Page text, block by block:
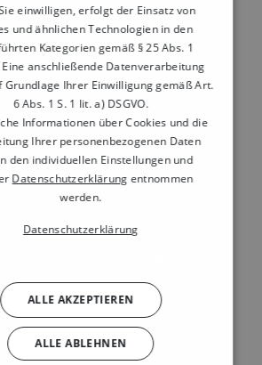
Social Media erhöhen
einwilligen, erfolgt der Einsatz von
und ähnlichen Technologien in den
Kategorien gemäß § 25 Abs. 1
Eine anschließende Datenverarbeitung
Grundlage Ihrer Einwilligung gemäß Art.
6 Abs. 1 S. 1 lit. a) DSGVO.
Informationen über Cookies und die
Ihrer personenbezogenen Daten
den individuellen Einstellungen und
Datenschutzerklärung entnommen
werden.
Datenschutzerklärung
ALLE AKZEPTIEREN
ALLE ABLEHNEN